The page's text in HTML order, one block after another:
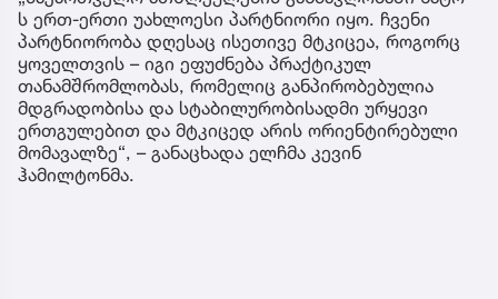
ს ერთ-ერთი უახლოესი პარტნიორი იყო. ჩვენი
პარტნიორობა დღესაც ისეთივე მტკიცეა, როგორც
ყოველთვის – იგი ეფუძნება პრაქტიკულ
თანამშრომლობას, რომელიც განპირობებულია
მდგრადობისა და სტაბილურობისადმი ურყევი
ერთგულებით და მტკიცედ არის ორიენტირებული
მომავალზე“, – განაცხადა ელჩმა კევინ
ჰამილტონმა.